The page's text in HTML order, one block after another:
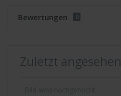
Bewertungen 0
Zuletzt angesehen